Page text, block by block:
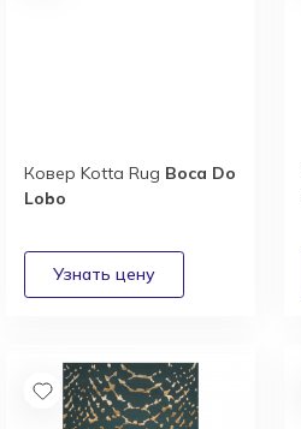
Ковер Kotta Rug Boca Do
Lobo